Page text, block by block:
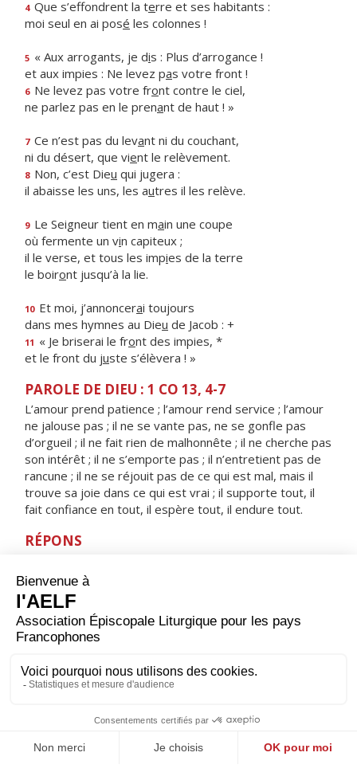
4 Que s’effondrent la terre et ses habitants :
moi seul en ai posé les colonnes !
5 « Aux arrogants, je dis : Plus d’arrogance !
et aux impies : Ne levez pas votre front !
6 Ne levez pas votre front contre le ciel,
ne parlez pas en le prenant de haut ! »
7 Ce n’est pas du levant ni du couchant,
ni du désert, que vient le relèvement.
8 Non, c’est Dieu qui jugera :
il abaisse les uns, les autres il les relève.
9 Le Seigneur tient en main une coupe
où fermente un vin capiteux ;
il le verse, et tous les impies de la terre
le boiront jusqu’à la lie.
10 Et moi, j’annoncerai toujours
dans mes hymnes au Dieu de Jacob : +
11 « Je briserai le front des impies, *
et le front du juste s’élèvera ! »
PAROLE DE DIEU : 1 CO 13, 4-7
L’amour prend patience ; l’amour rend service ; l’amour
ne jalouse pas ; il ne se vante pas, ne se gonfle pas
d’orgueil ; il ne fait rien de malhonnête ; il ne cherche pas
son intérêt ; il ne s’emporte pas ; il n’entretient pas de
rancune ; il ne se réjouit pas de ce qui est mal, mais il
trouve sa joie dans ce qui est vrai ; il supporte tout, il
fait confiance en tout, il espère tout, il endure tout.
RÉPONS
cherchent,
toujours ils rediront : Dieu est grand !
ORAISON
Père, fidèle en tes promesses, qui as envoyé le Saint-
péché, fais de nous les artisans de ta paix. Par Jésus, le